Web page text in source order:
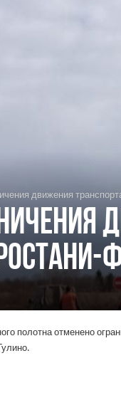
движения
полотна отменено